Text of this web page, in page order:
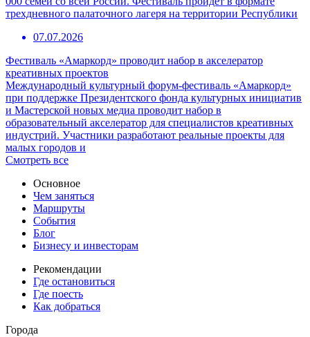
трехдневного палаточного лагеря на территории Республики
07.07.2026
Фестиваль «Амаркорд» проводит набор в акселератор
креативных проектов
Международный культурный форум-фестиваль «Амаркорд»
при поддержке Президентского фонда культурных инициатив
и Мастерской новых медиа проводит набор в
образовательный акселератор для специалистов креативных
индустрий. Участники разработают реальные проекты для
малых городов и
Смотреть все
Основное
Чем заняться
Маршруты
События
Блог
Бизнесу и инвесторам
Рекомендации
Где остановиться
Где поесть
Как добраться
Города